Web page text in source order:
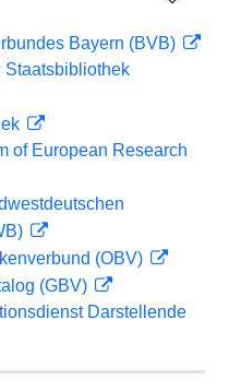
Bayern (BVB)
Staatsbibliothek
of European Research
(OBV)
(GBV)
Darstellende